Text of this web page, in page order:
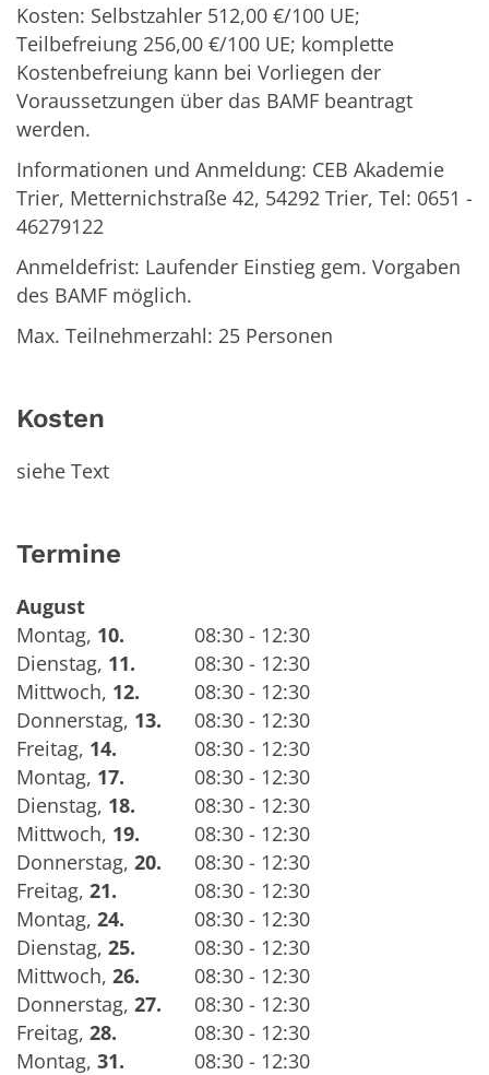
Kosten: Selbstzahler 512,00 €/100 UE;
Teilbefreiung 256,00 €/100 UE; komplette
Kostenbefreiung kann bei Vorliegen der
Voraussetzungen über das BAMF beantragt
werden.
Informationen und Anmeldung: CEB Akademie
Trier, Metternichstraße 42, 54292 Trier, Tel: 0651 -
46279122
Anmeldefrist: Laufender Einstieg gem. Vorgaben
des BAMF möglich.
Max. Teilnehmerzahl: 25 Personen
Kosten
siehe Text
Termine
August
Montag, 10.
08:30 - 12:30
Dienstag, 11.
08:30 - 12:30
Mittwoch, 12.
08:30 - 12:30
Donnerstag, 13.
08:30 - 12:30
Freitag, 14.
08:30 - 12:30
Montag, 17.
08:30 - 12:30
Dienstag, 18.
08:30 - 12:30
Mittwoch, 19.
08:30 - 12:30
Donnerstag, 20.
08:30 - 12:30
Freitag, 21.
08:30 - 12:30
Montag, 24.
08:30 - 12:30
Dienstag, 25.
08:30 - 12:30
Mittwoch, 26.
08:30 - 12:30
Donnerstag, 27.
08:30 - 12:30
Freitag, 28.
08:30 - 12:30
Montag, 31.
08:30 - 12:30